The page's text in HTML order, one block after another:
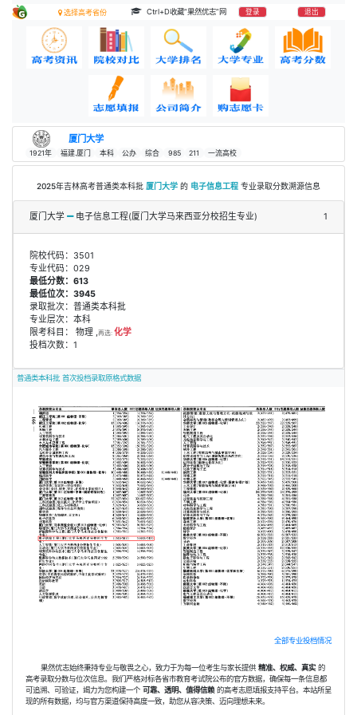
选择高考省份 Ctrl+D收藏“果然优志”网 登录 退出
厦门大学
1921年 福建.厦门 本科 公办 综合 985 211 一流高校
2025年吉林高考普通类本科批 厦门大学 的 电子信息工程 专业录取分数溯源信息
厦门大学 电子信息工程(厦门大学马来西亚分校招生专业) 1
院校代码：3501
专业代码：029
最低分数：613
最低位次：3945
录取批次：普通类本科批
专业层次：本科
限考科目： 物理 ,再选: 化学
投档次数：1
普通类本科批 首次投档录取原格式数据
全部专业投档情况
果然优志始终秉持专业与敬畏之心，致力于为每一位考生与家长提供 精准、权威、真实的
高考录取分数与位次信息。我们严格对标各省市教育考试院公布的官方数据，确保每一条信息都
可追溯、可验证，竭力为您构建一个 可靠、透明、值得信赖 的高考志愿填报支持平台。本站所呈
现的所有数据，均与官方渠道保持高度一致，助您从容决策、迈向理想未来。